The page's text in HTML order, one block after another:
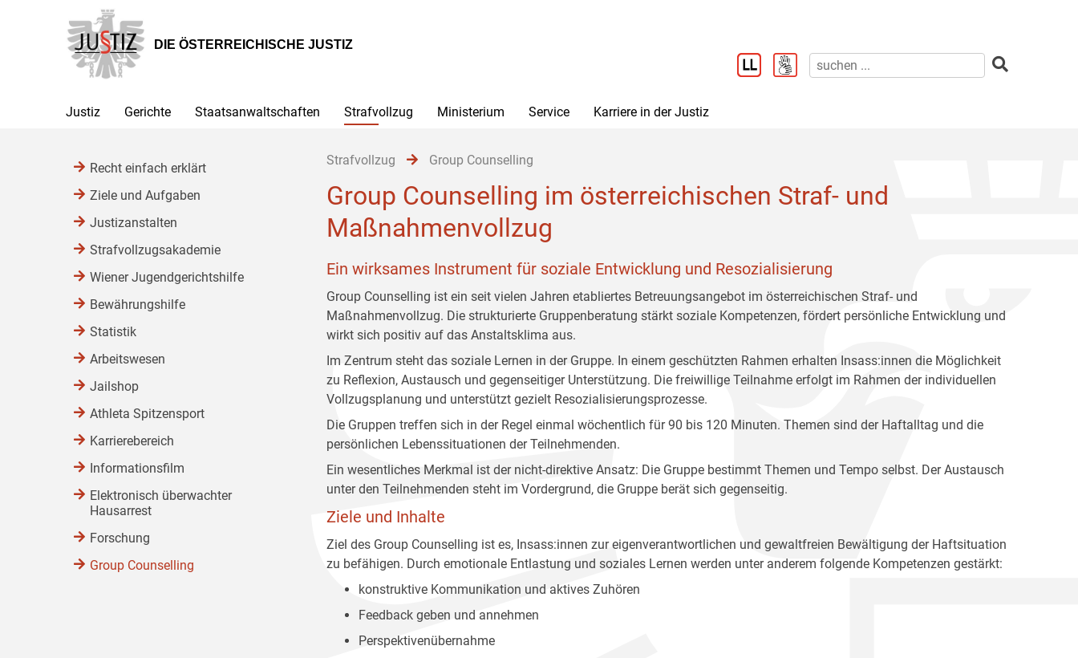
Hauptnavigation
[1]
Inhalt
[2]
Untermenü
[3]
DIE ÖSTERREICHISCHE JUSTIZ
Justiz Gerichte Staatsanwaltschaften Strafvollzug Ministerium Service Karriere in der Justiz
Strafvollzug Group Counselling
Group Counselling im österreichischen Straf- und
Maßnahmenvollzug
Ein wirksames Instrument für soziale Entwicklung und Resozialisierung
Group Counselling ist ein seit vielen Jahren etabliertes Betreuungsangebot im österreichischen Straf- und
Maßnahmenvollzug. Die strukturierte Gruppenberatung stärkt soziale Kompetenzen, fördert persönliche Entwicklung und
wirkt sich positiv auf das Anstaltsklima aus.
Im Zentrum steht das soziale Lernen in der Gruppe. In einem geschützten Rahmen erhalten Insass:innen die Möglichkeit
zu Reflexion, Austausch und gegenseitiger Unterstützung. Die freiwillige Teilnahme erfolgt im Rahmen der individuellen
Vollzugsplanung und unterstützt gezielt Resozialisierungsprozesse.
Die Gruppen treffen sich in der Regel einmal wöchentlich für 90 bis 120 Minuten. Themen sind der Haftalltag und die
persönlichen Lebenssituationen der Teilnehmenden.
Ein wesentliches Merkmal ist der nicht-direktive Ansatz: Die Gruppe bestimmt Themen und Tempo selbst. Der Austausch
unter den Teilnehmenden steht im Vordergrund, die Gruppe berät sich gegenseitig.
Ziele und Inhalte
Ziel des Group Counselling ist es, Insass:innen zur eigenverantwortlichen und gewaltfreien Bewältigung der Haftsituation
zu befähigen. Durch emotionale Entlastung und soziales Lernen werden unter anderem folgende Kompetenzen gestärkt:
konstruktive Kommunikation und aktives Zuhören
Feedback geben und annehmen
Perspektivenübernahme
Recht einfach erklärt
Ziele und Aufgaben
Justizanstalten
Strafvollzugsakademie
Wiener Jugendgerichtshilfe
Bewährungshilfe
Statistik
Arbeitswesen
Jailshop
Athleta Spitzensport
Karrierebereich
Informationsfilm
Elektronisch überwachter
Hausarrest
Forschung
Group Counselling